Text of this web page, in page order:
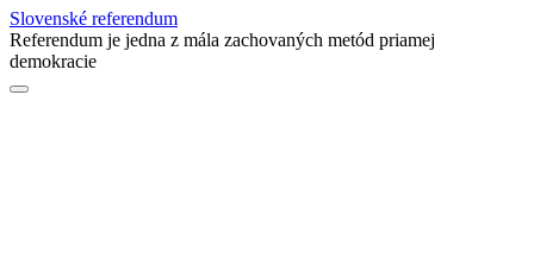
Slovenské referendum
Referendum je jedna z mála zachovaných metód priamej
demokracie